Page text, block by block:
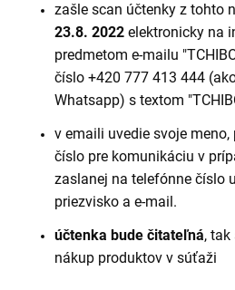
zašle scan účtenky z tohto
23.8. 2022 elektronicky na
predmetom e-mailu
číslo +420 777 413 444
Whatsapp) s textom
v emaili uvedie svoje
číslo pre komunikáciu v
zaslanej na telefónne číslo
priezvisko a e-mail.
účtenka bude čitateľná,
nákup produktov v súťaži